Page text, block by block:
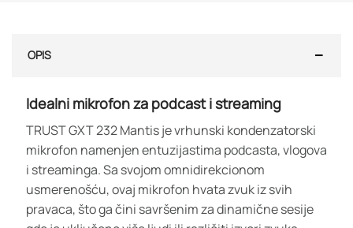
OPIS
Idealni mikrofon za podcast i streaming
TRUST GXT 232 Mantis je vrhunski kondenzatorski
mikrofon namenjen entuzijastima podcasta, vlogova
i streaminga. Sa svojom omnidirekcionom
usmerenošću, ovaj mikrofon hvata zvuk iz svih
pravaca, što ga čini savršenim za dinamične sesije